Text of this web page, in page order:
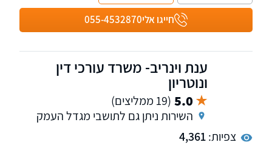
חייגו אלי055-4532870
ענת וינריב- משרד עורכי דין
ונוטריון
5.0 (19 ממליצים)
השירות ניתן גם לתושבי מגדל העמק
צפיות:4,361